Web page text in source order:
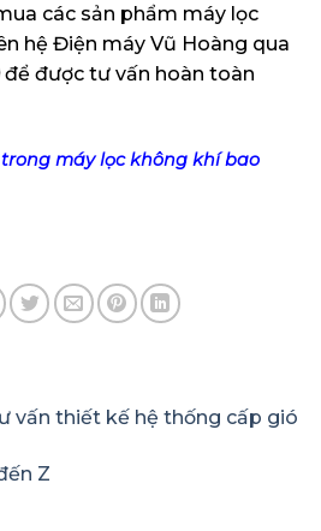
các sản phẩm máy lọc
hệ Điện máy Vũ Hoàng qua
để được tư vấn hoàn toàn
trong máy lọc không khí bao
vấn thiết kế hệ thống cấp gió
Z